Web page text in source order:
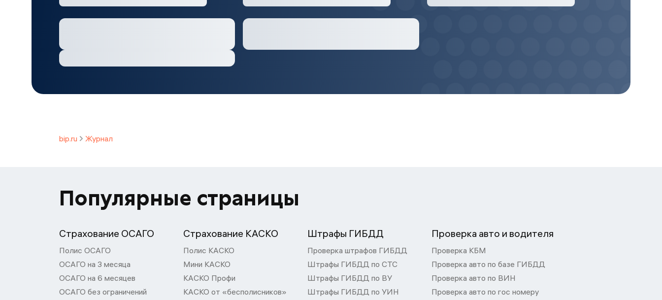
bip.ru Журнал
Популярные страницы
Страхование ОСАГО
Полис ОСАГО
ОСАГО на 3 месяца
ОСАГО на 6 месяцев
ОСАГО без ограничений
Страхование КАСКО
Полис КАСКО
Мини КАСКО
КАСКО Профи
КАСКО от «бесполисников»
Штрафы ГИБДД
Проверка штрафов ГИБДД
Штрафы ГИБДД по СТС
Штрафы ГИБДД по ВУ
Штрафы ГИБДД по УИН
Проверка авто и водителя
Проверка КБМ
Проверка авто по базе ГИБДД
Проверка авто по ВИН
Проверка авто по гос номеру